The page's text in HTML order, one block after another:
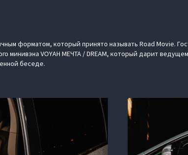
форматом, который принято называть Road Movie.
минивэна VOYAH МЕЧТА / DREAM, который дарит
беседе.